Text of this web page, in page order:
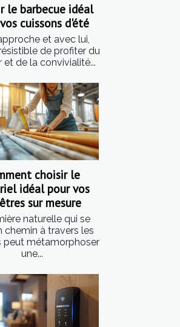
le barbecue idéal
cuissons d'été
et avec lui,
de profiter du
et de la convivialité...
choisir le
idéal pour vos
sur mesure
naturelle qui se
chemin à travers les
peut métamorphoser
une...